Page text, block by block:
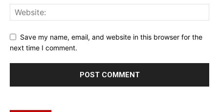
Save my name, email, and website in this browser for the
next time I comment.